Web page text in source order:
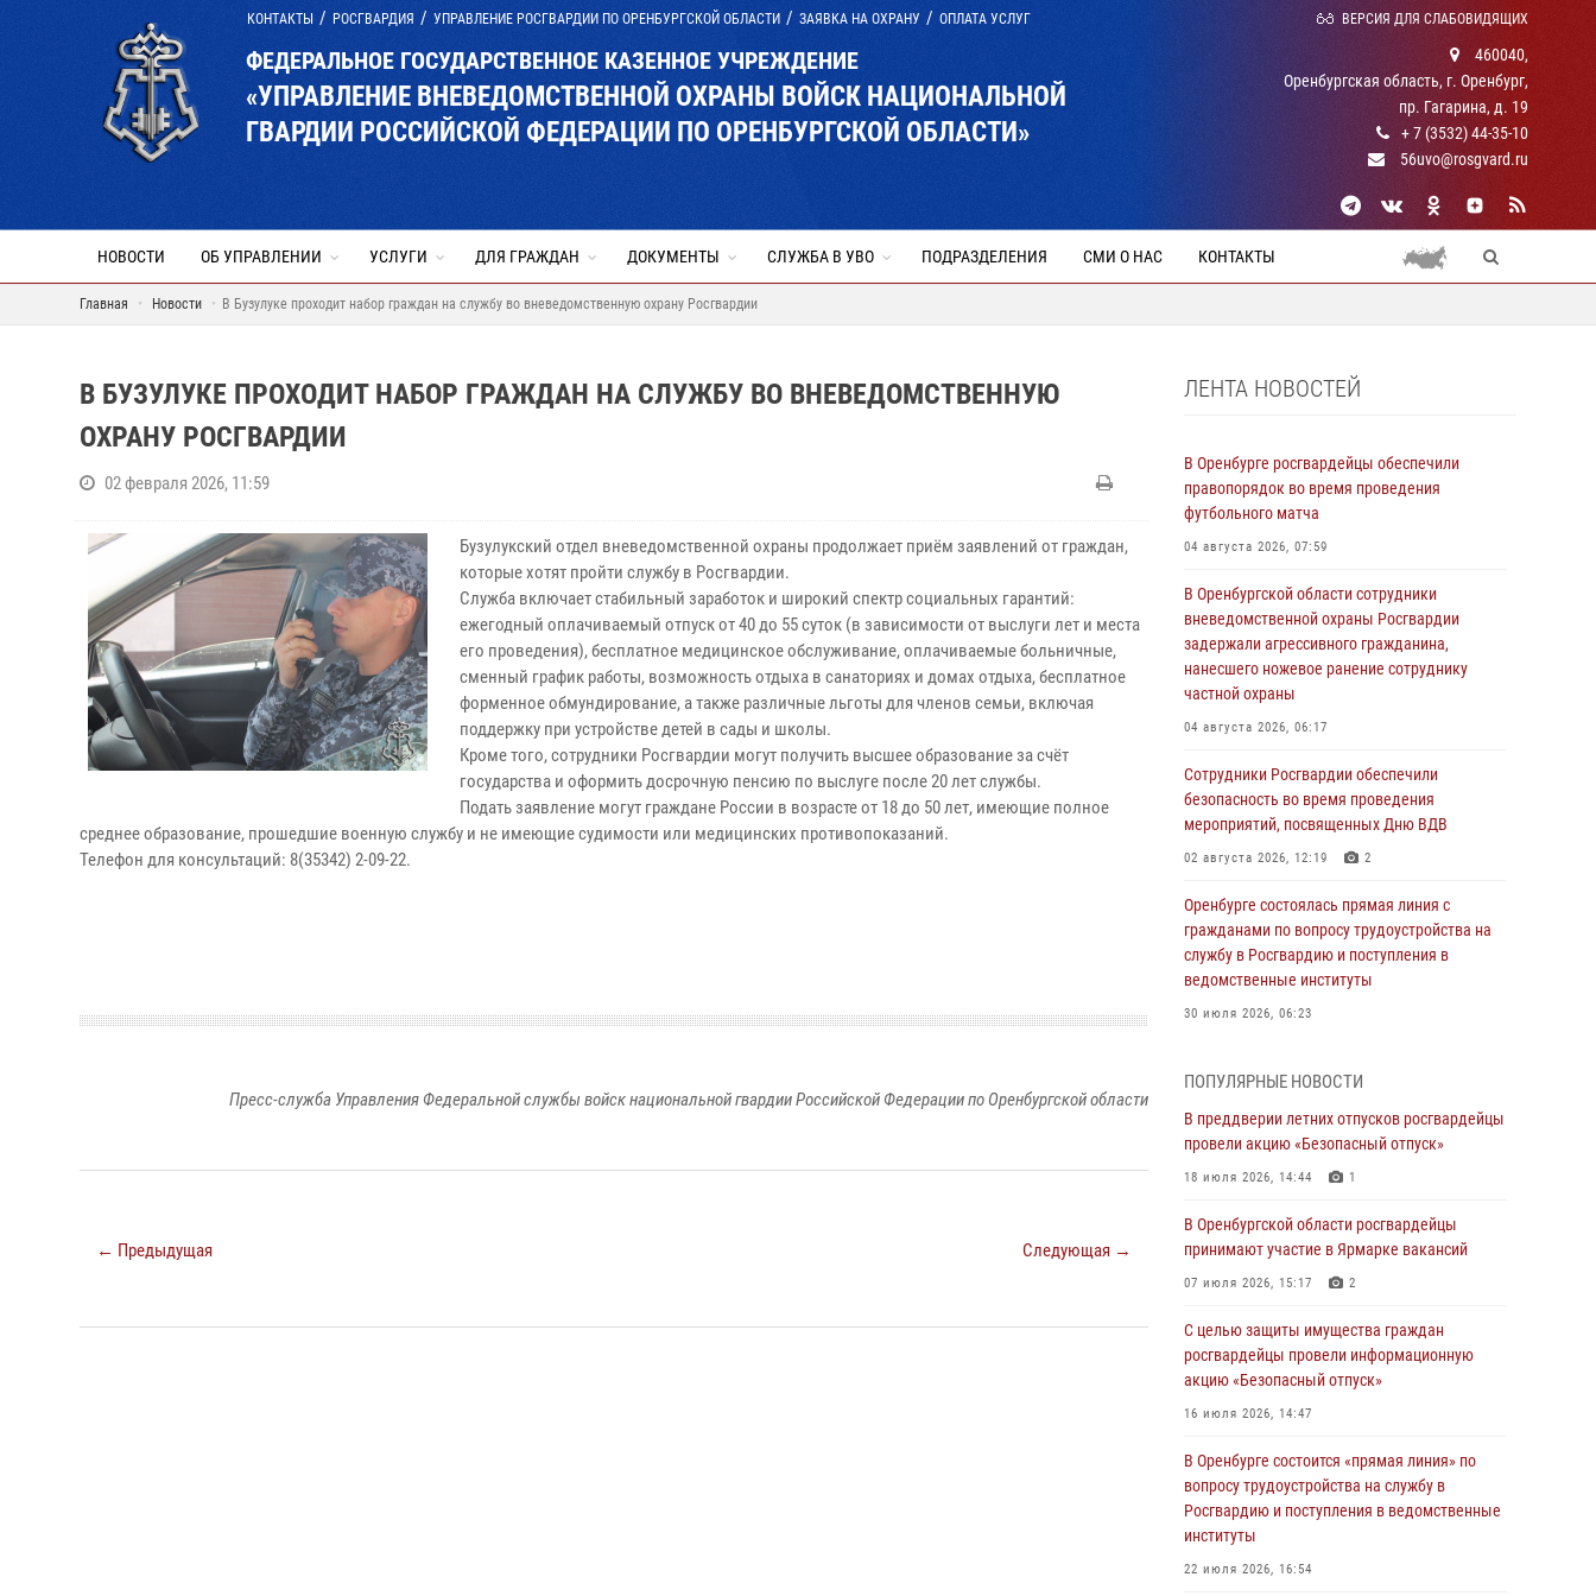
КОНТАКТЫ РОСГВАРДИЯ УПРАВЛЕНИЕ РОСГВАРДИИ ПО ОРЕНБУРГСКОЙ ОБЛАСТИ ЗАЯВКА НА ОХРАНУ ОПЛАТА УСЛУГ ВЕРСИЯ ДЛЯ СЛАБОВИДЯЩИХ
ФЕДЕРАЛЬНОЕ ГОСУДАРСТВЕННОЕ КАЗЕННОЕ УЧРЕЖДЕНИЕ
«УПРАВЛЕНИЕ ВНЕВЕДОМСТВЕННОЙ ОХРАНЫ ВОЙСК НАЦИОНАЛЬНОЙ
ГВАРДИИ РОССИЙСКОЙ ФЕДЕРАЦИИ ПО ОРЕНБУРГСКОЙ ОБЛАСТИ»
460040,
Оренбургская область, г. Оренбург,
пр. Гагарина, д. 19
+ 7 (3532) 44-35-10
56uvo@rosgvard.ru
НОВОСТИ ОБ УПРАВЛЕНИИ УСЛУГИ ДЛЯ ГРАЖДАН ДОКУМЕНТЫ СЛУЖБА В УВО ПОДРАЗДЕЛЕНИЯ СМИ О НАС КОНТАКТЫ
Главная Новости В Бузулуке проходит набор граждан на службу во вневедомственную охрану Росгвардии
В БУЗУЛУКЕ ПРОХОДИТ НАБОР ГРАЖДАН НА СЛУЖБУ ВО ВНЕВЕДОМСТВЕННУЮ
ОХРАНУ РОСГВАРДИИ
02 февраля 2026, 11:59
Бузулукский отдел вневедомственной охраны продолжает приём заявлений от граждан,
которые хотят пройти службу в Росгвардии.
Служба включает стабильный заработок и широкий спектр социальных гарантий:
ежегодный оплачиваемый отпуск от 40 до 55 суток (в зависимости от выслуги лет и места
его проведения), бесплатное медицинское обслуживание, оплачиваемые больничные,
сменный график работы, возможность отдыха в санаториях и домах отдыха, бесплатное
форменное обмундирование, а также различные льготы для членов семьи, включая
поддержку при устройстве детей в сады и школы.
Кроме того, сотрудники Росгвардии могут получить высшее образование за счёт
государства и оформить досрочную пенсию по выслуге после 20 лет службы.
Подать заявление могут граждане России в возрасте от 18 до 50 лет, имеющие полное
среднее образование, прошедшие военную службу и не имеющие судимости или медицинских противопоказаний.
Телефон для консультаций: 8(35342) 2-09-22.
Пресс-служба Управления Федеральной службы войск национальной гвардии Российской Федерации по Оренбургской области
← Предыдущая Следующая →
ЛЕНТА НОВОСТЕЙ
В Оренбурге росгвардейцы обеспечили
правопорядок во время проведения
футбольного матча
04 августа 2026, 07:59
В Оренбургской области сотрудники
вневедомственной охраны Росгвардии
задержали агрессивного гражданина,
нанесшего ножевое ранение сотруднику
частной охраны
04 августа 2026, 06:17
Сотрудники Росгвардии обеспечили
безопасность во время проведения
мероприятий, посвященных Дню ВДВ
02 августа 2026, 12:19 2
Оренбурге состоялась прямая линия с
гражданами по вопросу трудоустройства на
службу в Росгвардию и поступления в
ведомственные институты
30 июля 2026, 06:23
Дню Крещения Руси
28 июля 2026, 09:58 1
Росгвардейцы обеспечили правопорядок на
27 июля 2026, 09:41 2
Росгвардейцы предотвратили трагедию:
ситуации (ВИДЕО)
26 июля 2026, 10:09 1
образовательных учреждений к новому
24 июля 2026, 09:32 1
ПОПУЛЯРНЫЕ НОВОСТИ
В преддверии летних отпусков росгвардейцы
провели акцию «Безопасный отпуск»
18 июля 2026, 14:44 1
В Оренбургской области росгвардейцы
принимают участие в Ярмарке вакансий
07 июля 2026, 15:17 2
С целью защиты имущества граждан
росгвардейцы провели информационную
акцию «Безопасный отпуск»
16 июля 2026, 14:47
В Оренбурге состоится «прямая линия» по
вопросу трудоустройства на службу в
Росгвардию и поступления в ведомственные
институты
22 июля 2026, 16:54